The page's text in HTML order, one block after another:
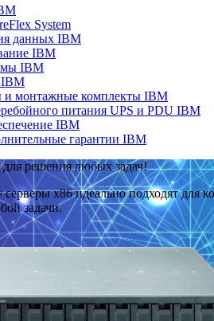
System
данных IBM
IBM
IBM
монтажные комплекты IBM
питания UPS и PDU IBM
IBM
гарантии IBM
решения любых задач!
x86 идеально подходят для
задачи.